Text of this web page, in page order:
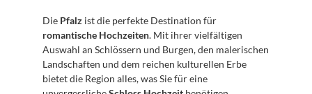
Die Pfalz
romantische Hochzeiten. Mit ihrer vielfältigen
Auswahl an Schlössern und Burgen, den malerischen
Landschaften und dem reichen kulturellen Erbe
bietet die Region alles, was Sie für eine